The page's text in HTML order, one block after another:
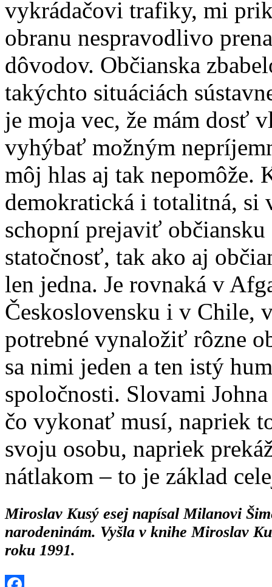
vykrádačovi trafiky, mi
obranu nespravodlivo
dôvodov. Občianska
takýchto situáciách
je moja vec, že mám dosť
vyhýbať možným
môj hlas aj tak nepomôže.
demokratická i totalitná,
schopní prejaviť
statočnosť, tak ako aj
len jedna. Je rovnaká v
Československu i v Chile,
potrebné vynaložiť rôzne
sa nimi jeden a ten istý
spoločnosti. Slovami
čo vykonať musí, napriek
svoju osobu, napriek
nátlakom – to je základ
Miroslav Kusý esej napísal Milanovi
narodeninám. Vyšla v knihe Miroslav
roku 1991.